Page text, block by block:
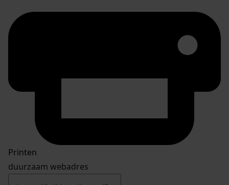
Printen
duurzaam webadres